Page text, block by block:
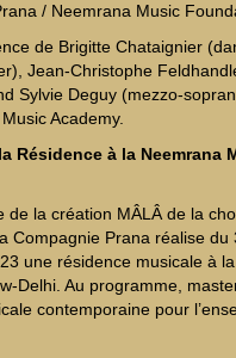
/ Neemrana Music
de Brigitte Chataignier
Jean-Christophe
Sylvie Deguy (mezzo-
Academy.
Résidence à la Neemrana
de la création MÂLÂ de la
Compagnie Prana réalise du
une résidence musicale à
Delhi. Au programme,
contemporaine pour